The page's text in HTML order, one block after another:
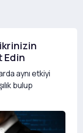
Edin
aynı etkiyi
bulup